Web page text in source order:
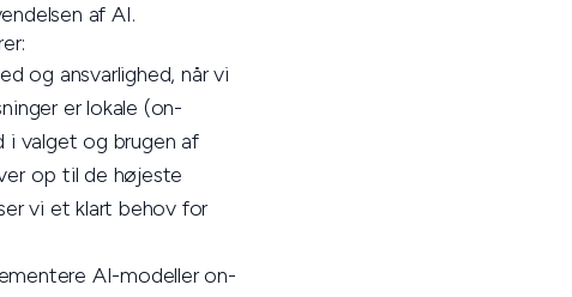
af AI.
og ansvarlighed, når vi
er lokale (on-
i valget og brugen af
op til de højeste
vi et klart behov for
AI-modeller on-